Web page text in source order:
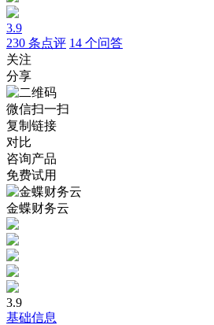
3.9
230 条点评 14 个问答
关注
分享
微信扫一扫
复制链接
对比
咨询产品
免费试用
金蝶财务云
3.9
基础信息